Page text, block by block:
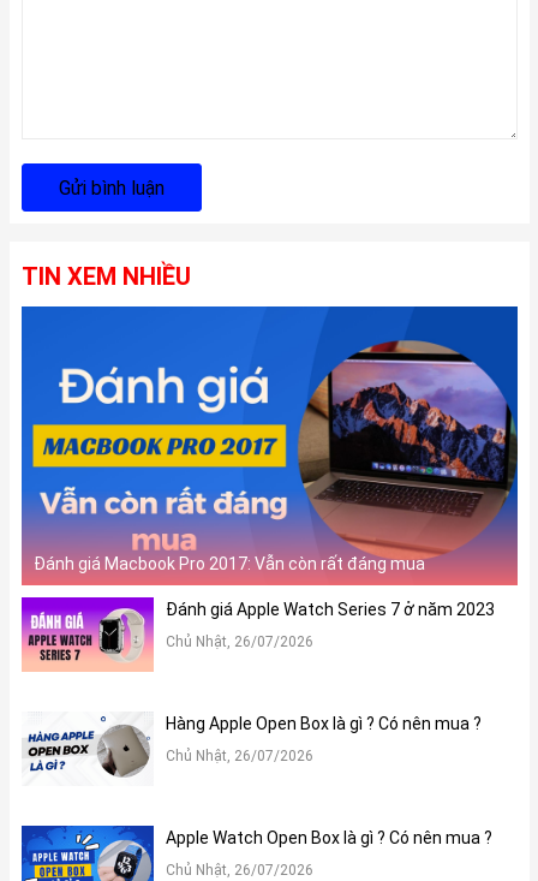
Gửi bình luận
TIN XEM NHIỀU
Đánh giá Macbook Pro 2017: Vẫn còn rất đáng mua
Đánh giá Apple Watch Series 7 ở năm 2023
Chủ Nhật, 26/07/2026
Hàng Apple Open Box là gì ? Có nên mua ?
Chủ Nhật, 26/07/2026
Apple Watch Open Box là gì ? Có nên mua ?
Chủ Nhật, 26/07/2026